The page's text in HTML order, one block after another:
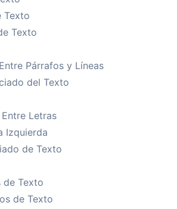
Texto
Texto
Párrafos y Líneas
del Texto
Letras
Izquierda
de Texto
de Texto
de Texto